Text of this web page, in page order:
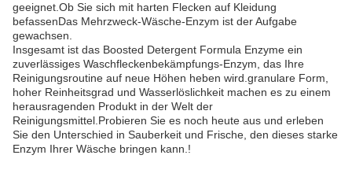
geeignet.Ob Sie sich mit harten Flecken auf Kleidung
befassenDas Mehrzweck-Wäsche-Enzym ist der Aufgabe
gewachsen.
Insgesamt ist das Boosted Detergent Formula Enzyme ein
zuverlässiges Waschfleckenbekämpfungs-Enzym, das Ihre
Reinigungsroutine auf neue Höhen heben wird.granulare Form,
hoher Reinheitsgrad und Wasserlöslichkeit machen es zu einem
herausragenden Produkt in der Welt der
Reinigungsmittel.Probieren Sie es noch heute aus und erleben
Sie den Unterschied in Sauberkeit und Frische, den dieses starke
Enzym Ihrer Wäsche bringen kann.!